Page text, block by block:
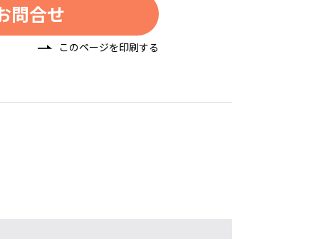
問合せ
このページを印刷する